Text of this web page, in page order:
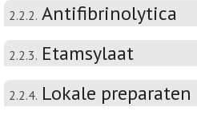
2.2.2. Antifibrinolytica
2.2.3. Etamsylaat
2.2.4. Lokale preparaten